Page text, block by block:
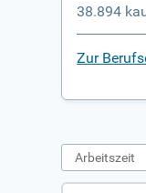
38.894
Zur
Arbeitszeit